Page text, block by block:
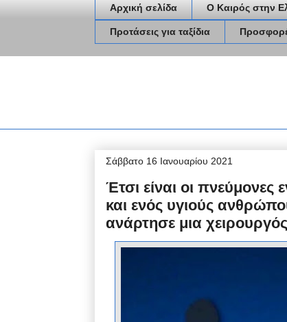
Αρχική σελίδα Ο Καιρός στην
Προτάσεις για ταξίδια
Σάββατο 16 Ιανουαρίου 2021
Έτσι είναι οι πνεύμονες
και ενός υγιούς
ανάρτησε μια